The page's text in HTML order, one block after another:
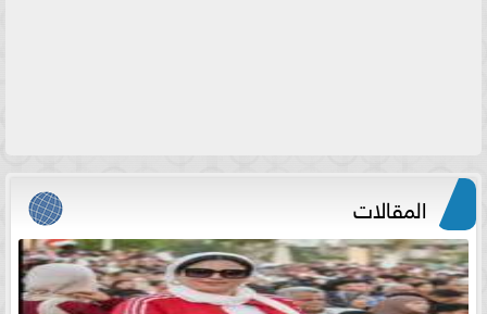
المقالات